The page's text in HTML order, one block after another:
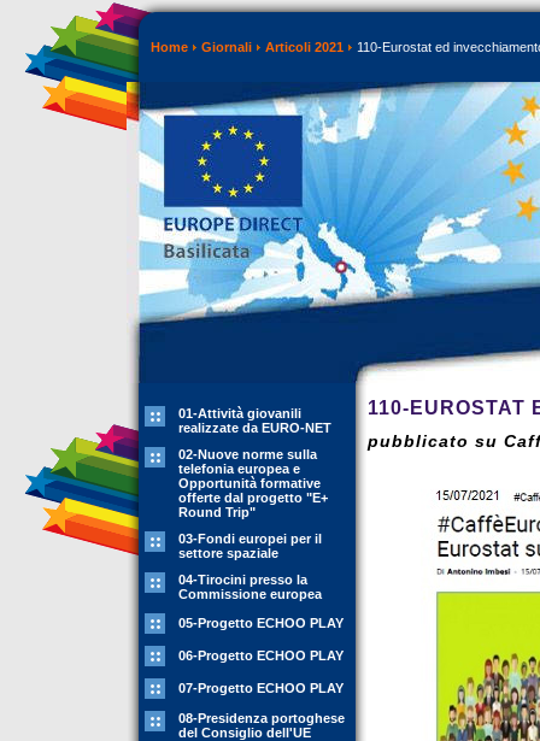
Home Giornali Articoli 2021 110-Eurostat ed
01-Attività giovanili
realizzate da EURO-NET
02-Nuove norme sulla
telefonia europea e
Opportunità formative
offerte dal progetto "E+
Round Trip"
03-Fondi europei per il
settore spaziale
04-Tirocini presso la
Commissione europea
05-Progetto ECHOO PLAY
06-Progetto ECHOO PLAY
07-Progetto ECHOO PLAY
08-Presidenza portoghese
del Consiglio dell'UE
110-EUROSTAT
pubblicato su